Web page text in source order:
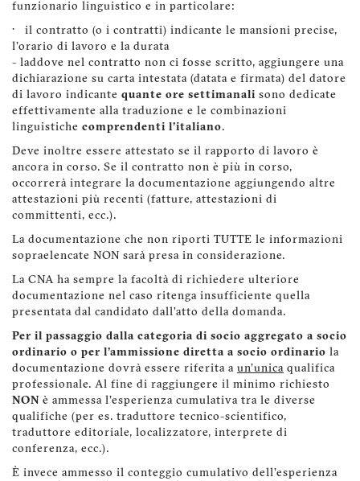
funzionario linguistico e in particolare:
· il contratto (o i contratti) indicante le mansioni precise,
l'orario di lavoro e la durata
- laddove nel contratto non ci fosse scritto, aggiungere una
dichiarazione su carta intestata (datata e firmata) del datore
di lavoro indicante quante ore settimanali sono dedicate
effettivamente alla traduzione e le combinazioni
linguistiche comprendenti l'italiano.
Deve inoltre essere attestato se il rapporto di lavoro è
ancora in corso. Se il contratto non è più in corso,
occorrerà integrare la documentazione aggiungendo altre
attestazioni più recenti (fatture, attestazioni di
committenti, ecc.).
La documentazione che non riporti TUTTE le informazioni
sopraelencate NON sarà presa in considerazione.
La CNA ha sempre la facoltà di richiedere ulteriore
documentazione nel caso ritenga insufficiente quella
presentata dal candidato dall’atto della domanda.
Per il passaggio dalla categoria di socio aggregato a socio
ordinario o per l'ammissione diretta a socio ordinario la
documentazione dovrà essere riferita a un'unica qualifica
professionale. Al fine di raggiungere il minimo richiesto
NON è ammessa l'esperienza cumulativa tra le diverse
qualifiche (per es. traduttore tecnico-scientifico,
traduttore editoriale, localizzatore, interprete di
conferenza, ecc.).
È invece ammesso il conteggio cumulativo dell'esperienza